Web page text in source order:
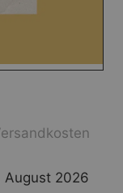
August 2026